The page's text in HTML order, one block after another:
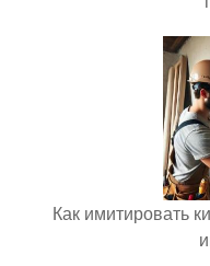
Как имитировать